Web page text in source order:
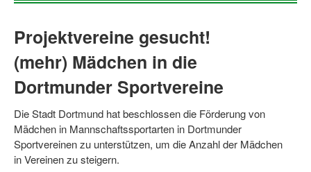
Qualifizierung im Vereinsmanagement
Fachtag Bildung braucht Bewegung
Erste-Hilfe-Ausbildung
Anmeldeformular / Anmeldebedingungen
Bezuschussung Qualifizierung für Dortmunder
Projektvereine gesucht!
(mehr) Mädchen in die
Dortmunder Sportvereine
Die Stadt Dortmund hat beschlossen die Förderung von
Mädchen in Mannschaftssportarten in Dortmunder
Sportvereinen zu unterstützen, um die Anzahl der Mädchen
in Vereinen zu steigern.